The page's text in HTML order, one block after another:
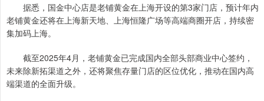
据悉，国金中心店是老铺黄金在上海开设的第3家门店，预计年内
老铺黄金还将在上海新天地、上海恒隆广场等高端商圈开店，持续密
集加码上海。
截至2025年4月，老铺黄金已完成国内全部头部商业中心签约，
未来除新拓渠道之外，还将聚焦存量门店的区位优化，推动在国内高
端渠道的全面升级。